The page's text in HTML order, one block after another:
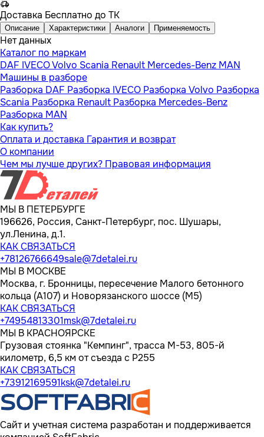
Доставка Бесплатно до ТК
Описание Характеристики Аналоги Применяемость
Нет данных
Каталог по маркам
DAF IVECOVolvo Scania Renault Mercedes-Benz MAN
Машины в разборе
Разборка DAF Разборка IVECO Разборка Volvo Разборка
Scania Разборка Renault Разборка Mercedes-Benz
Разборка MAN
Как купить?
Оплата и доставка Гарантия и возврат
О компании
Чем мы лучше других? Правовая информация
МЫ В ПЕТЕРБУРГЕ
196626, Россия, Санкт-Петербург, пос. Шушары,
ул.Ленина, д.1.
КАК СВЯЗАТЬСЯ
+78126766649sale@7detalei.ru
МЫ В МОСКВЕ
Москва, г. Бронницы, пересечение Малого бетонного
кольца (А107) и Новорязанского шоссе (М5)
КАК СВЯЗАТЬСЯ
+74954813301msk@7detalei.ru
МЫ В КРАСНОЯРСКЕ
Грузовая стоянка "Кемпинг", трасса M-53, 805-й
километр, 6,5 км от съезда с Р255
КАК СВЯЗАТЬСЯ
+73912169591ksk@7detalei.ru
Сайт и учетная система разработан и поддерживается